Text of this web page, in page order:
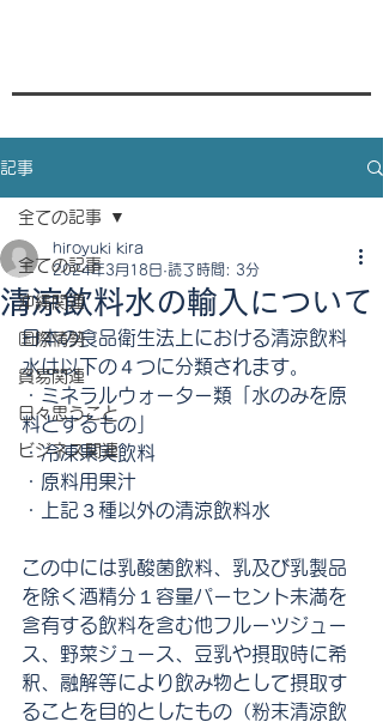
記事
全ての記事
沖縄関連
国際情勢
貿易関連
日々思うこと
ビジネス関連
全ての記事
清涼飲料水の輸入について
hiroyuki kira
2024年3月18日 読了時間: 3分
日本の食品衛生法上における清涼飲料
水は以下の４つに分類されます。
・ミネラルウォーター類「水のみを原
料とするもの」
・冷凍果実飲料
・原料用果汁
・上記３種以外の清涼飲料水
この中には乳酸菌飲料、乳及び乳製品
を除く酒精分１容量パーセント未満を
含有する飲料を含む他フルーツジュー
ス、野菜ジュース、豆乳や摂取時に希
釈、融解等により飲み物として摂取す
ることを目的としたもの（粉末清涼飲